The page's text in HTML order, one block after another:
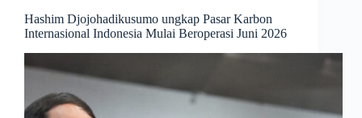
Hashim Djojohadikusumo ungkap Pasar Karbon
Internasional Indonesia Mulai Beroperasi Juni 2026